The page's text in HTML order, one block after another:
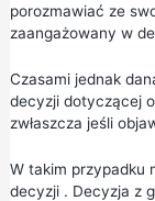
porozmawiać ze
zaangażowany w
Czasami jednak
decyzji dotyczącej
zwłaszcza jeśli
W takim przypadku
decyzji. Decyzja z